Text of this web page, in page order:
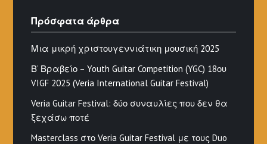
Πρόσφατα άρθρα
Μια μικρή χριστουγεννιάτικη μουσική 2025
Β’ Βραβείο – Youth Guitar Competition (YGC) 18ου
VIGF 2025 (Veria International Guitar Festival)
Veria Guitar Festival: δύο συναυλίες που δεν θα
ξεχάσω ποτέ
Masterclass στο Veria Guitar Festival με τους Duo